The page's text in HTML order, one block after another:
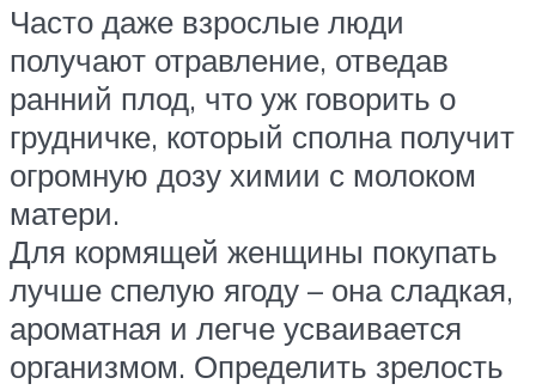
Часто даже взрослые люди
получают отравление, отведав
ранний плод, что уж говорить о
грудничке, который сполна получит
огромную дозу химии с молоком
матери.
Для кормящей женщины покупать
лучше спелую ягоду – она сладкая,
ароматная и легче усваивается
организмом. Определить зрелость